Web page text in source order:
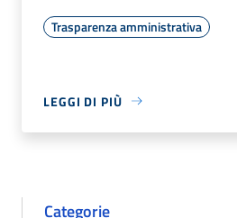
Trasparenza amministrativa
LEGGI DI PIÙ
Categorie